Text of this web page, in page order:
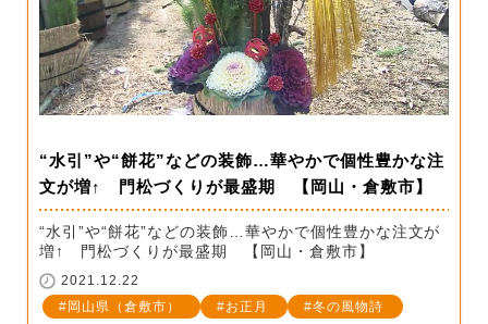
“水引”や“餅花”などの装飾…華やかで個性豊かな注
文が増↑ 門松づくりが最盛期 【岡山・倉敷市】
“水引”や“餅花”などの装飾…華やかで個性豊かな注文が
増↑ 門松づくりが最盛期 【岡山・倉敷市】
2021.12.22
岡山県（倉敷市）
お正月 冬の風物詩